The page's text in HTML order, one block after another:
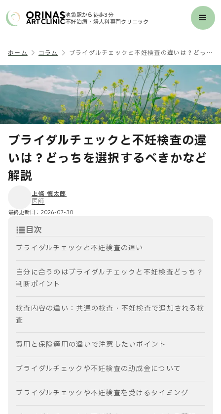
池袋駅から徒歩3分
不妊治療・婦人科専門クリニック
ホーム コラム ブライダルチェックと不妊検査の違いは？どっちを選択するべきかなど解説
ブライダルチェックと不妊検査の違
いは？どっちを選択するべきかなど
解説
上條 慎太郎
医師
最終更新日： 2026-07-30
目次
ブライダルチェックと不妊検査の違い
自分に合うのはブライダルチェックと不妊検査どっち？
判断ポイント
検査内容の違い：共通の検査・不妊検査で追加される検
査
費用と保険適用の違いで注意したいポイント
ブライダルチェックや不妊検査の助成金について
ブライダルチェックや不妊検査を受けるタイミング